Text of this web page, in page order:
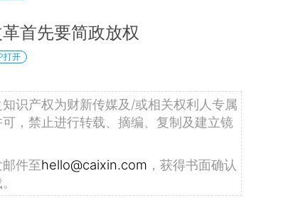
首先要简政放权
打开
识产权为财新传媒及/或相关权利人专属
，禁止进行转载、摘编、复制及建立镜
件至hello@caixin.com ，获得书面确认